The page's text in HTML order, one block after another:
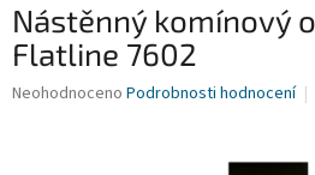
Nástěnný komínový
Flatline 7602
Průměrné
Neohodnoceno Podrobnosti hodnocení